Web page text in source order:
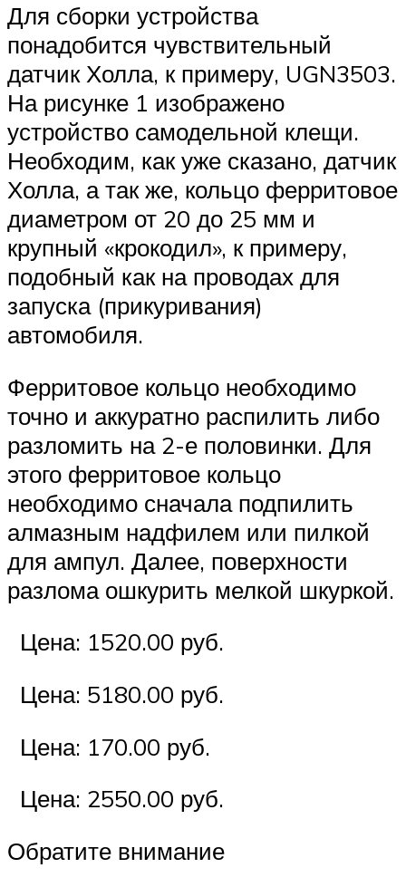
Для сборки устройства
понадобится чувствительный
датчик Холла, к примеру, UGN3503.
На рисунке 1 изображено
устройство самодельной клещи.
Необходим, как уже сказано, датчик
Холла, а так же, кольцо ферритовое
диаметром от 20 до 25 мм и
крупный «крокодил», к примеру,
подобный как на проводах для
запуска (прикуривания)
автомобиля.
Ферритовое кольцо необходимо
точно и аккуратно распилить либо
разломить на 2-е половинки. Для
этого ферритовое кольцо
необходимо сначала подпилить
алмазным надфилем или пилкой
для ампул. Далее, поверхности
разлома ошкурить мелкой шкуркой.
Цена: 1520.00 руб.
Цена: 5180.00 руб.
Цена: 170.00 руб.
Цена: 2550.00 руб.
Обратите внимание